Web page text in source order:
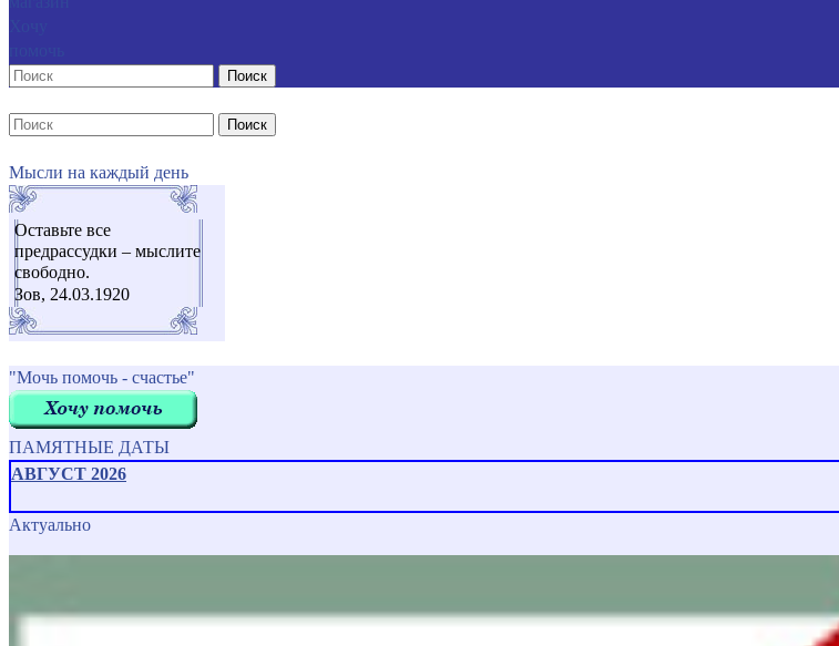
Поиск
Поиск
Мысли на каждый день
Оставьте все
предрассудки – мыслите
свободно.
Зов, 24.03.1920
"Мочь помочь - счастье"
ПАМЯТНЫЕ ДАТЫ
АВГУСТ 2026
Актуально